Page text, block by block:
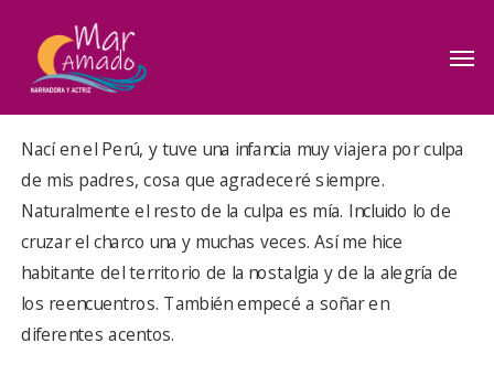
Nací en el Perú, y tuve una infancia muy viajera por culpa
de mis padres, cosa que agradeceré siempre.
Naturalmente el resto de la culpa es mía. Incluido lo de
cruzar el charco una y muchas veces. Así me hice
habitante del territorio de la nostalgia y de la alegría de
los reencuentros. También empecé a soñar en
diferentes acentos.